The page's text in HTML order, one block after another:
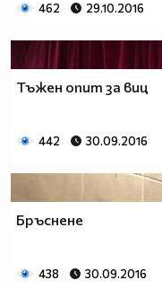
462 29.10.2016
Тъжен опит за виц
442 30.09.2016
Бръснене
438 30.09.2016